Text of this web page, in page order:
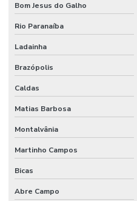
Bom Jesus do Galho
Rio Paranaíba
Ladainha
Brazópolis
Caldas
Matias Barbosa
Montalvânia
Martinho Campos
Bicas
Abre Campo